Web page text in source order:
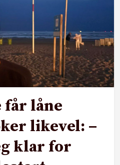
får låne
likevel: –
klar for